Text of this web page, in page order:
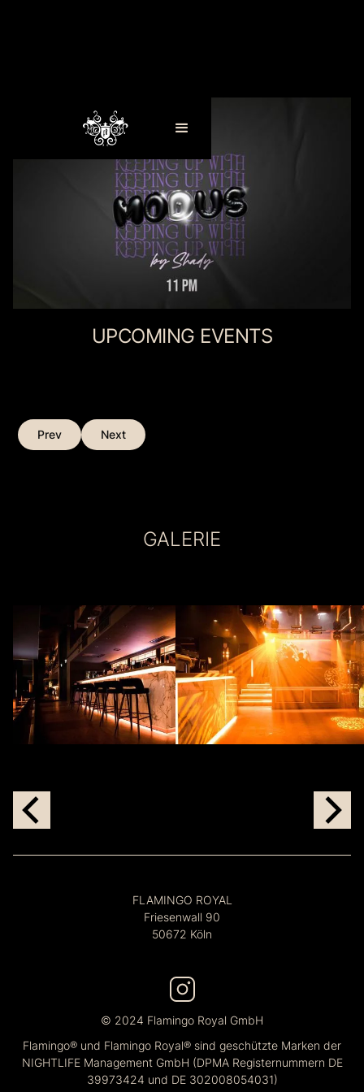
UPCOMING EVENTS
Prev Next
GALERIE
FLAMINGO ROYAL
Friesenwall 90
50672 Köln
© 2024 Flamingo Royal GmbH
Flamingo® und Flamingo Royal® sind geschützte Marken der
NIGHTLIFE Management GmbH (DPMA Registernummern DE
39973424 und DE 302008054031)